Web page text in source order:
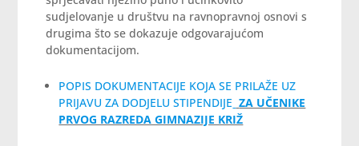
sudjelovanje u društvu na ravnopravnoj osnovi s
drugima što se dokazuje odgovarajućom
dokumentacijom.
POPIS DOKUMENTACIJE KOJA SE PRILAŽE UZ
PRIJAVU ZA DODJELU STIPENDIJE ZA UČENIKE
PRVOG RAZREDA GIMNAZIJE KRIŽ